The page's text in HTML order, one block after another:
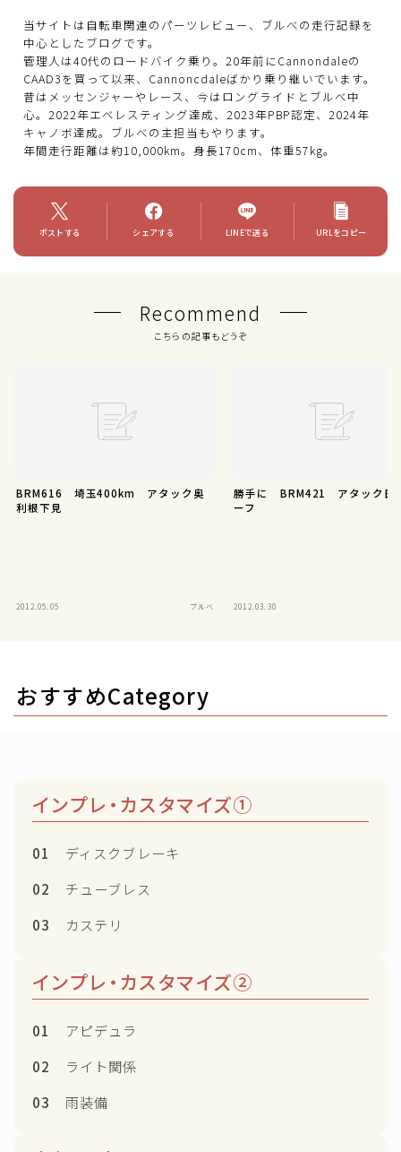
当サイトは自転車関連のパーツレビュー、ブルべの走行記録を
中心としたブログです。
管理人は40代のロードバイク乗り。20年前にCannondaleの
CAAD3を買って以来、Cannoncdaleばかり乗り継いでいます。
昔はメッセンジャーやレース、今はロングライドとブルベ中
心。2022年エベレスティング達成、2023年PBP認定、2024年
キャノボ達成。ブルべの主担当もやります。
年間走行距離は約10,000km。身長170cm、体重57kg。
ポストする シェアする LINEで送る URLをコピー
Recommend
こちらの記事もどうぞ
BRM616 埼玉400km アタック奥
利根下見
2012.05.05 ブルベ
勝手に BRM421 アタック日
ーフ
2012.03.30
おすすめCategory
インプレ・カスタマイズ①
01
ディスクブレーキ
02
チューブレス
03
カステリ
インプレ・カスタマイズ②
01
アピデュラ
02
ライト関係
03
雨装備